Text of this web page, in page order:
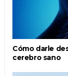
Cómo darle
cerebro sano